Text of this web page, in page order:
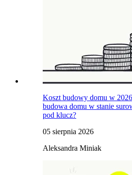
Koszt budowy domu w
budowa domu w stanie
pod klucz?
05 sierpnia 2026
Aleksandra Miniak